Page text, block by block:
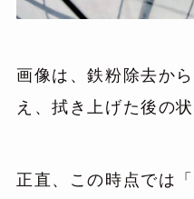
画像は、鉄粉除去か
え、拭き上げた後の状
正直、この時点では